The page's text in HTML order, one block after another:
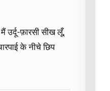
उर्दू-फ़ारसी सीख लूँ,
के नीचे छिप